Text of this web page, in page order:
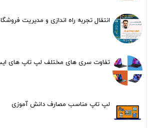
انتقال تجربه راه اندازی و مدیریت
تفاوت سری های مختلف لپ تاپ های
لپ تاپ مناسب مصارف دانش آموزی